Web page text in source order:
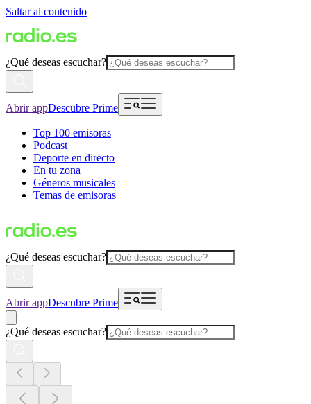
Saltar al contenido
¿Qué deseas escuchar?
Abrir appDescubre Prime
Top 100 emisoras
Podcast
Deporte en directo
En tu zona
Géneros musicales
Temas de emisoras
¿Qué deseas escuchar?
Abrir appDescubre Prime
¿Qué deseas escuchar?